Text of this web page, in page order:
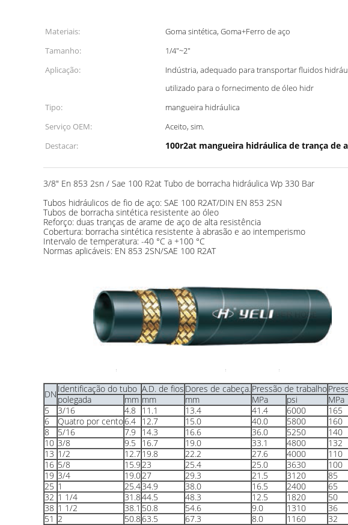
Materiais: Goma sintética, Goma+Ferro de aço
Tamanho:
1/4"~2"
Aplicação:
Indústria, adequado para transportar fluidos
utilizado para o fornecimento de óleo hidr
Tipo: mangueira hidráulica
Serviço OEM:
Aceito, sim.
Destacar:
100r2at mangueira hidráulica de trança de
3/8" En 853 2sn / Sae 100 R2at Tubo de borracha hidráulica Wp 330 Bar
Tubos hidráulicos de fio de aço: SAE 100 R2AT/DIN EN 853 2SN
Tubos de borracha sintética resistente ao óleo
Reforço: duas tranças de arame de aço de alta resistência
Cobertura: borracha sintética resistente à abrasão e ao intemperismo
Intervalo de temperatura: -40 °C a +100 °C
Normas aplicáveis: EN 853 2SN/SAE 100 R2AT
DN Identificação do tubo A.D. de fios Dores de cabeça.Pressão de trabalho
polegada
mm mm mm MPa psi MPa
5
3/16 4.8 11.1 13.4 41.4 6000 165
6
Quatro por cento6.4 12.7 15.0 40.0 5800 160
8
5/16 7.9 14.3 16.6 36.0 5250 140
10 3/8 9.5 16.7 19.0 33.1 4800 132
13 1/2 12.719.8 22.2 27.6 4000 110
16 5/8 15.923 25.4 25.0 3630 100
19 3/4 19.027 29.3 21.5 3120 85
25 1 25.434.9 38.0 16.5 2400 65
32 1 1/4 31.844.5 48.3 12.5 1820 50
38 1 1/2 38.1 50.8 54.6 9.0 1310 36
51 2 50.8 63.5 67.3 8.0 1160 32